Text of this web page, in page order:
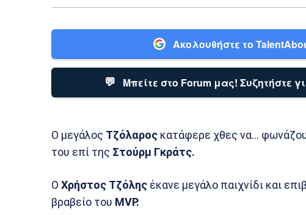
Ακολουθήστε το
💬 Μπείτε στο Forum μας! Συζητήστε
Ο μεγάλος Τζόλαρος κατάφερε χθες να…
του επί της Στούρμ Γκράτς.
Ο Χρήστος Τζόλης έκανε μεγάλο παιχνίδι και
βραβείο του MVP.